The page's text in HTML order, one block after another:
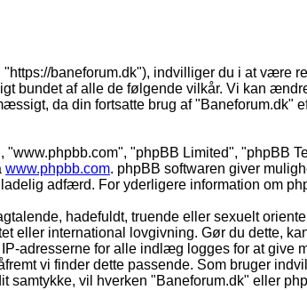
baneforum.dk"), indvilliger du i at være
bundet af alle de følgende vilkår. Vi kan
da din fortsatte brug af "Baneforum.dk"
"phpBB Limited", "phpBB
www.phpbb.com. phpBB softwaren giver
adfærd. For yderligere information om
hadefuldt, truende eller sexuelt
eller international lovgivning. Gør du dette,
adresserne for alle indlæg logges for at
vi finder dette passende. Som bruger
vil hverken "Baneforum.dk" eller